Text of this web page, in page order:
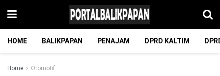
HOME BALIKPAPAN PENAJAM DPRD KALTIM
Home Otomotif